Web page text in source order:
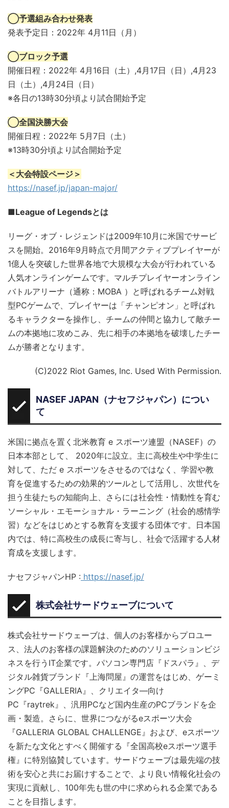
◯予選組み合わせ発表
発表予定日：2022年 4月11日（月）
◯ブロック予選
開催日程：2022年 4月16日（土）,4月17日（日）,4月23
日（土）,4月24日（日）
※各日の13時30分頃より試合開始予定
◯全国決勝大会
開催日程：2022年 5月7日（土）
※13時30分頃より試合開始予定
＜大会特設ページ＞
https://nasef.jp/japan-major/
■League of Legendsとは
リーグ・オブ・レジェンドは2009年10月に米国でサービ
スを開始。2016年9月時点で月間アクティブプレイヤーが
1億人を突破した世界各地で大規模な大会が行われている
人気オンラインゲームです。マルチプレイヤーオンライン
バトルアリーナ（通称：MOBA ）と呼ばれるチーム対戦
型PCゲームで、プレイヤーは「チャンピオン」と呼ばれ
るキャラクターを操作し、チームの仲間と協力して敵チー
ムの本拠地に攻めこみ、先に相手の本拠地を破壊したチー
ムが勝者となります。
(C)2022 Riot Games, Inc. Used With Permission.
NASEF JAPAN（ナセフジャパン）につい
て
米国に拠点を置く北米教育 e スポーツ連盟（NASEF）の
日本本部として、 2020年に設立。主に高校生や中学生に
対して、ただ e スポーツをさせるのではなく、学習や教
育を促進するための効果的ツールとして活用し、次世代を
担う生徒たちの知能向上、さらには社会性・情動性を育む
ソーシャル・エモーショナル・ラーニング（社会的感情学
習）などをはじめとする教育を支援する団体です。日本国
内では、特に高校生の成長に寄与し、社会で活躍する人材
育成を支援します。
ナセフジャパンHP : https://nasef.jp/
株式会社サードウェーブについて
株式会社サードウェーブは、個人のお客様からプロユー
ス、法人のお客様の課題解決のためのソリューションビジ
ネスを行うIT企業です。パソコン専門店『ドスパラ』、デ
ジタル雑貨ブランド『上海問屋』の運営をはじめ、ゲーミ
ングPC『GALLERIA』、クリエイタ―向け
PC『raytrek』、汎用PCなど国内生産のPCブランドを企
画・製造。さらに、世界につながるeスポーツ大会
『GALLERIA GLOBAL CHALLENGE』および、eスポーツ
を新たな文化とすべく開催する『全国高校eスポーツ選手
権』に特別協賛しています。サードウェーブは最先端の技
術を安心と共にお届けすることで、より良い情報化社会の
実現に貢献し、100年先も世の中に求められる企業である
ことを目指します。